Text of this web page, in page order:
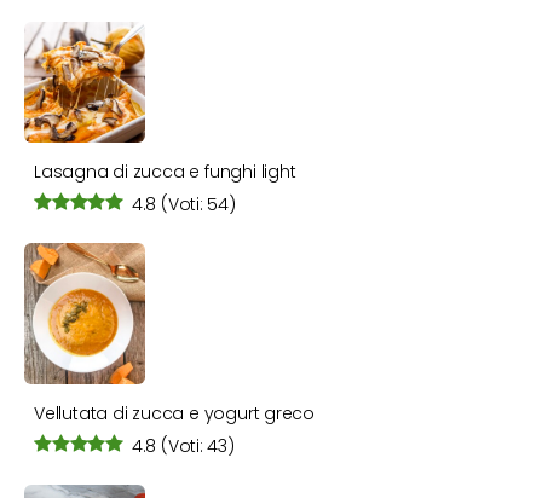
Lasagna di zucca e funghi light
4.8 (Voti: 54)
Vellutata di zucca e yogurt greco
4.8 (Voti: 43)